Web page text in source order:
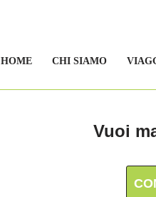
HOME CHI SIAMO
Vuoi